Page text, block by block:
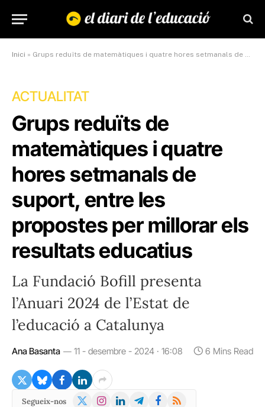
Inici » Grups reduïts de matemàtiques i quatre hores setmanals de suport, entre les propostes per millorar els resultats educatius
ACTUALITAT
Grups reduïts de
matemàtiques i quatre
hores setmanals de
suport, entre les
propostes per millorar els
resultats educatius
La Fundació Bofill presenta
l’Anuari 2024 de l’Estat de
l’educació a Catalunya
Ana Basanta 11 - desembre - 2024 · 16:08 6 Mins Read
Segueix-nos
X
Instagram
LinkedInTelegramFacebook
RSS